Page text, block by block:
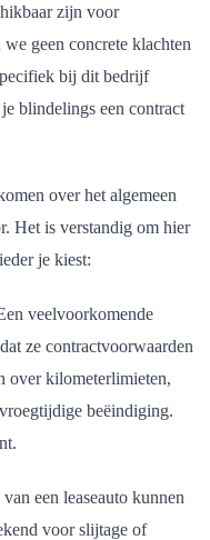
zijn voor
geen concrete klachten
bij dit bedrijf
blindelings een contract
over het algemeen
Het is verstandig om hier
je kiest:
veelvoorkomende
ze contractvoorwaarden
over kilometerlimieten,
beëindiging.
een leaseauto kunnen
voor slijtage of